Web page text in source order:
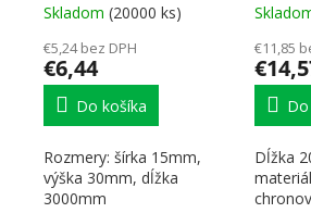
Skladom (20000 ks)
€5,24 bez DPH
€6,44
Do košíka
Rozmery: šírka 15mm,
výška 30mm, dĺžka
3000mm
€11,85
Dĺžka